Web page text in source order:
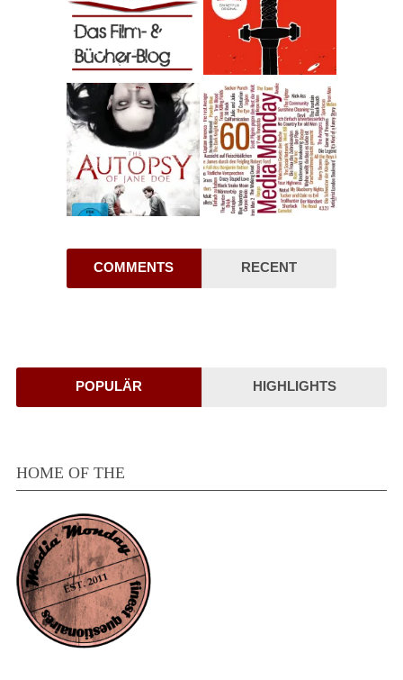
COMMENTS RECENT
POPULÄR HIGHLIGHTS
HOME OF THE